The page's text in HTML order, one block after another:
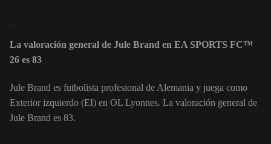
La valoración general de Jule Brand en EA SPORTS FC™
26 es 83
Jule Brand es futbolista profesional de Alemania y juega como
Exterior izquierdo (EI) en OL Lyonnes. La valoración general de
Jule Brand es 83.